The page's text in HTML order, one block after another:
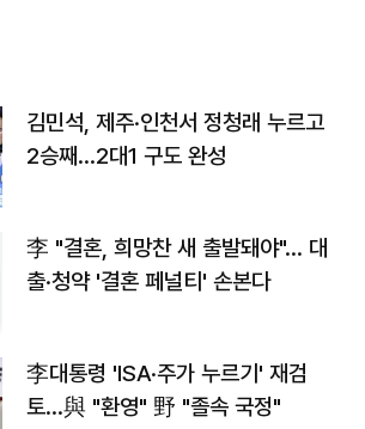
김민석, 제주·인천서 정청래 누르고
2승째…2대1 구도 완성
李 "결혼, 희망찬 새 출발돼야"… 대
출·청약 '결혼 페널티' 손본다
李대통령 'ISA·주가 누르기' 재검
토…與 "환영" 野 "졸속 국정"